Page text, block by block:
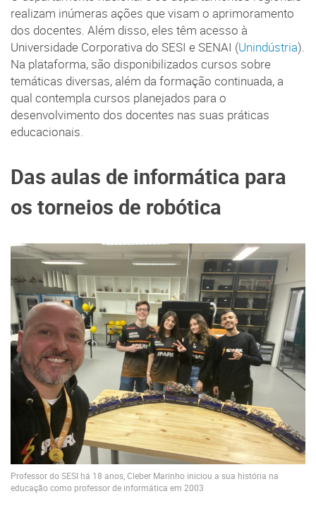
realizam inúmeras ações que visam o aprimoramento
dos docentes. Além disso, eles têm acesso à
Universidade Corporativa do SESI e SENAI (Unindústria).
Na plataforma, são disponibilizados cursos sobre
temáticas diversas, além da formação continuada, a
qual contempla cursos planejados para o
desenvolvimento dos docentes nas suas práticas
educacionais.
Das aulas de informática para
os torneios de robótica
Professor do SESI há 18 anos, Cleber Marinho iniciou a sua história na
educação como professor de informática em 2003